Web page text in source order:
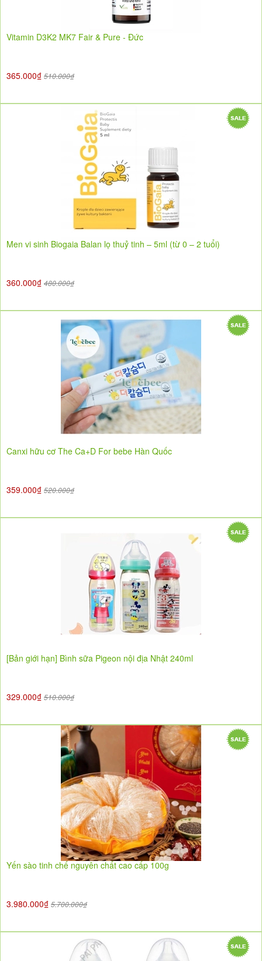
Vitamin D3K2 MK7 Fair & Pure - Đức
365.000₫ 510.000₫
Men vi sinh Biogaia Balan lọ thuỷ tinh – 5ml (từ 0 – 2 tuổi)
360.000₫ 480.000₫
Canxi hữu cơ The Ca+D For bebe Hàn Quốc
359.000₫ 520.000₫
[Bản giới hạn] Bình sữa Pigeon nội địa Nhật 240ml
329.000₫ 510.000₫
Yến sào tinh chế nguyên chất cao cấp 100g
3.980.000₫ 5.700.000₫